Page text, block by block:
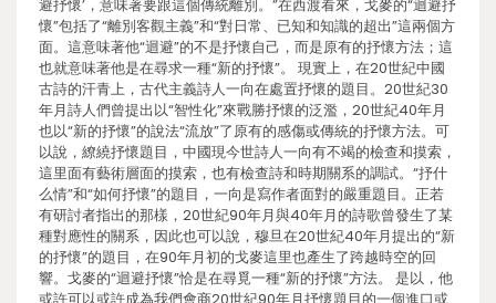
避抒懷’，意味著要跟這個傳統離別。”在西渡看來，戈麥的“迴避抒
懷”包括了“離別客觀主義”和“對日常、已知和知識的超出”這兩個方
面。這意味著他“迴避”的不是抒懷自己，而是原有的抒懷方法；這
也就意味著他是在尋求一種“新的抒懷”。 現實上，在20世紀中國
古詩的汗青上，古代主義詩人一向在處置抒懷的題目。20世紀30
年月詩人們曾提出以“智性化”來戰勝抒懷的泛濫，20世紀40年月
也以“新的抒懷”的說法“流放”了原有的感傷或傳統的抒懷方法。可
以說，繚繞抒懷題目，中國現今世詩人一向有不竭的檢查和摸索，
這里面有藝術層面的摸索，也有檢查詩和時期關系的調試。“抒什
么情”和“如何抒懷”的題目，一向是寫作者面對的嚴重題目。正若
有研討者指出的那樣，20世紀90年月與40年月的詩歌曾發生了某
種對應性的關系，因此也可以說，穆旦在20世紀40年月提出的“新
的抒懷”的題目，在90年月初的戈麥這里也產生了跨越時空的回
響。戈麥的“迴避抒懷”恰是在尋覓一種“新的抒懷”方法。 是以，他